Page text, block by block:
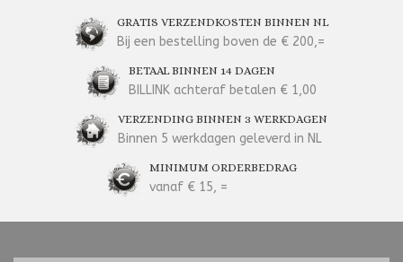
GRATIS VERZENDKOSTEN BINNEN NL
Bij een bestelling boven de € 200,=
BETAAL BINNEN 14 DAGEN
BILLINK achteraf betalen € 1,00
VERZENDING BINNEN 3 WERKDAGEN
Binnen 5 werkdagen geleverd in NL
MINIMUM ORDERBEDRAG
vanaf € 15, =